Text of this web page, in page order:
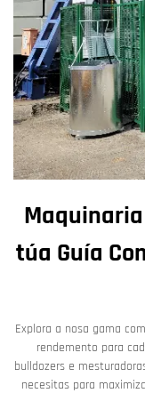
túa Guía
Explora a nosa gama
rendemento para
bulldozers e
necesitas para